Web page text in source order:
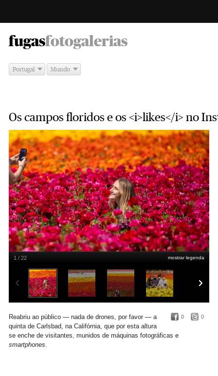
fugas -
fotogalerias
Portugal Mundo
Os campos floridos e os <i>likes</i> no
mostrar legenda
1 / 22
0 0
Reabriu ao público — nada de drones, por favor — a
quinta de Carlsbad, na Califórnia, que por esta altura
se enche de visitantes, munidos de máquinas fotográficas e
smartphones.